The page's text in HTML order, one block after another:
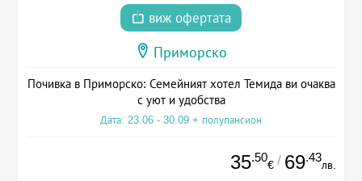
виж офертата
Приморско
Почивка в Приморско: Семейният хотел Темида ви очаква
с уют и удобства
Дата: 23.06 - 30.09 + полупансион
35.50
€ / 69.43
лв.